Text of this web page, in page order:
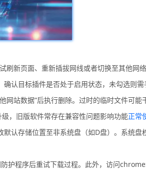
新页面、重新插拔网线或者切换至其他网
认目标插件是否处于启用状态，未勾选则需
网站数据”后执行删除。过时的临时文件可
，旧版软件常存在兼容性问题影响功能正常
认存储位置至非系统盘（如D盘）。系统
护程序后重试下载过程。此外，访问